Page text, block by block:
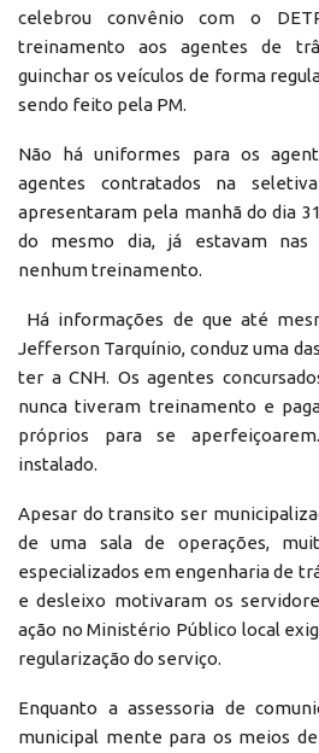
celebrou convênio com o
treinamento aos agentes de
guinchar os veículos de forma
sendo feito pela PM.
Não há uniformes para os
agentes contratados na
apresentaram pela manhã do dia
do mesmo dia, já estavam nas
nenhum treinamento.
Há informações de que até
Jefferson Tarquínio, conduz uma
ter a CNH. Os agentes
nunca tiveram treinamento e
próprios para se
instalado.
Apesar do transito ser
de uma sala de operações,
especializados em engenharia de
e desleixo motivaram os
ação no Ministério Público local
regularização do serviço.
Enquanto a assessoria de
municipal mente para os meios